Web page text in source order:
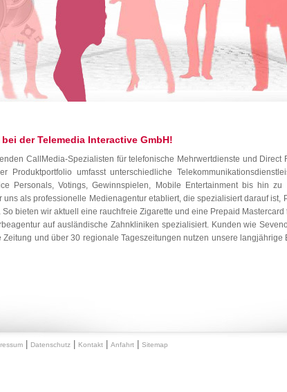
der Telemedia Interactive GmbH!
CallMedia-Spezialisten für telefonische Mehrwertdienste und Direct
Produktportfolio umfasst unterschiedliche
Personals, Votings, Gewinnspielen, Mobile Entertainment bis hin
uns als professionelle Medienagentur etabliert, die spezialisiert darauf ist,
So bieten wir aktuell eine rauchfreie Zigarette und eine Prepaid
auf ausländische Zahnkliniken spezialisiert. Kunden wie
Zeitung und über 30 regionale Tageszeitungen nutzen unsere
| Datenschutz| Kontakt| Anfahrt| Sitemap